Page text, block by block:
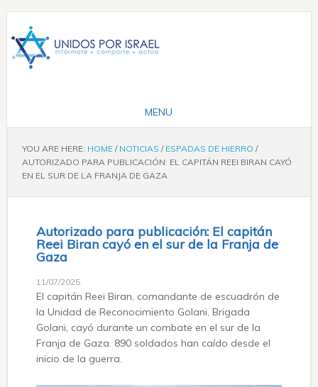
YOU ARE HERE: HOME / NOTICIAS / ESPADAS DE HIERRO /
AUTORIZADO PARA PUBLICACIÓN: EL CAPITÁN REEI BIRAN CAYÓ
EN EL SUR DE LA FRANJA DE GAZA
Autorizado para publicación: El capitán
Reei Biran cayó en el sur de la Franja de
Gaza
11/07/2025
El capitán Reei Biran, comandante de escuadrón de
la Unidad de Reconocimiento Golani, Brigada
Golani, cayó durante un combate en el sur de la
Franja de Gaza. 890 soldados han caído desde el
inicio de la guerra.